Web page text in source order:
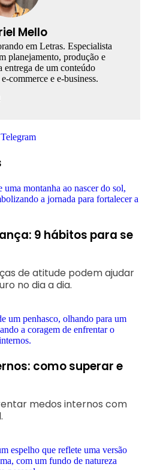
Mello
em Letras. Especialista
planejamento, produção e
entrega de um conteúdo
commerce e e-business.
Telegram
9 hábitos para se
de atitude podem ajudar
no dia a dia.
como superar e
medos internos com